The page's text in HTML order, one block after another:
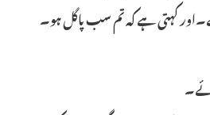
کہتی ہے کہ تم سب پاگل ہو۔